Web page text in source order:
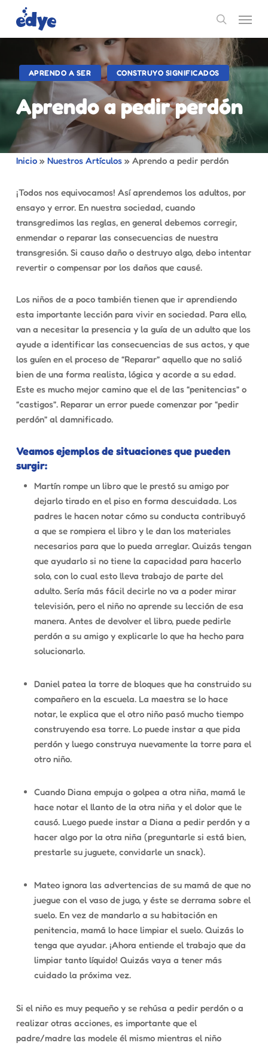
main
search
Menu
APRENDO A SER CONSTRUYO SIGNIFICADOS
Aprendo a pedir perdón
Inicio» Nuestros Artículos» Aprendo a pedir perdón
¡Todos nos equivocamos! Así aprendemos los adultos, por
ensayo y error. En nuestra sociedad, cuando
transgredimos las reglas, en general debemos corregir,
enmendar o reparar las consecuencias de nuestra
transgresión. Si causo daño o destruyo algo, debo intentar
revertir o compensar por los daños que causé.
Los niños de a poco también tienen que ir aprendiendo
esta importante lección para vivir en sociedad. Para ello,
van a necesitar la presencia y la guía de un adulto que los
ayude a identificar las consecuencias de sus actos, y que
los guíen en el proceso de “Reparar” aquello que no salió
bien de una forma realista, lógica y acorde a su edad.
Este es mucho mejor camino que el de las “penitencias” o
“castigos”. Reparar un error puede comenzar por “pedir
perdón” al damnificado.
Veamos ejemplos de situaciones que pueden
surgir:
Martín rompe un libro que le prestó su amigo por
dejarlo tirado en el piso en forma descuidada. Los
padres le hacen notar cómo su conducta contribuyó
a que se rompiera el libro y le dan los materiales
necesarios para que lo pueda arreglar. Quizás tengan
que ayudarlo si no tiene la capacidad para hacerlo
solo, con lo cual esto lleva trabajo de parte del
adulto. Sería más fácil decirle no va a poder mirar
televisión, pero el niño no aprende su lección de esa
manera. Antes de devolver el libro, puede pedirle
perdón a su amigo y explicarle lo que ha hecho para
solucionarlo.
Daniel patea la torre de bloques que ha construido su
compañero en la escuela. La maestra se lo hace
notar, le explica que el otro niño pasó mucho tiempo
construyendo esa torre. Lo puede instar a que pida
perdón y luego construya nuevamente la torre para el
otro niño.
Cuando Diana empuja o golpea a otra niña, mamá le
hace notar el llanto de la otra niña y el dolor que le
causó. Luego puede instar a Diana a pedir perdón y a
hacer algo por la otra niña (preguntarle si está bien,
prestarle su juguete, convidarle un snack).
Mateo ignora las advertencias de su mamá de que no
juegue con el vaso de jugo, y éste se derrama sobre el
suelo. En vez de mandarlo a su habitación en
penitencia, mamá lo hace limpiar el suelo. Quizás lo
tenga que ayudar. ¡Ahora entiende el trabajo que da
limpiar tanto líquido! Quizás vaya a tener más
cuidado la próxima vez.
Si el niño es muy pequeño y se rehúsa a pedir perdón o a
realizar otras acciones, es importante que el
padre/madre las modele él mismo mientras el niño